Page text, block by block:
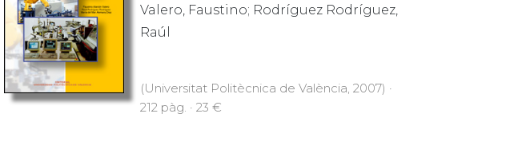
Valero, Faustino; Rodríguez Rodríguez,
Raúl
(Universitat Politècnica de València, 2007) ·
212 pàg. · 23 €